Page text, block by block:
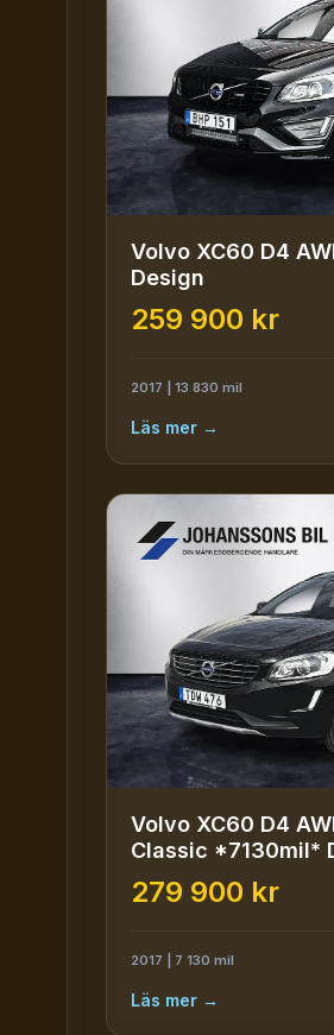
Volvo XC60 D4
Design
259 900 kr
2017 | 13 830 mil
Läs mer →
Volvo XC60 D4
Classic *7130mil*
däck
279 900 kr
2017 | 7 130 mil
Läs mer →